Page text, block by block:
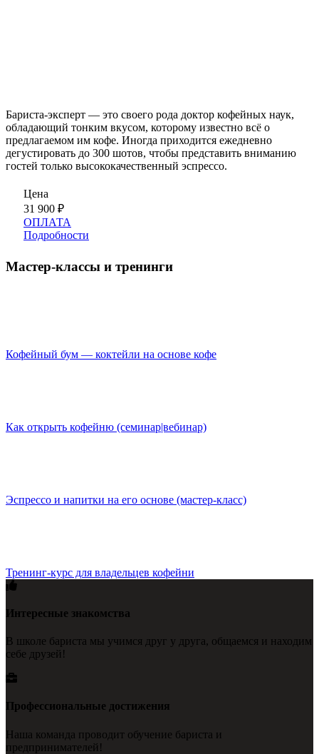
Бариста-эксперт — это своего рода доктор кофейных наук,
обладающий тонким вкусом, которому известно всё о
предлагаемом им кофе. Иногда приходится ежедневно
дегустировать до 300 шотов, чтобы представить вниманию
гостей только высококачественный эспрессо.
Цена
31 900 ₽
ОПЛАТА
Подробности
Мастер-классы и тренинги
Кофейный бум — коктейли на основе кофе
Как открыть кофейню (семинар|вебинар)
Эспрессо и напитки на его основе (мастер-класс)
Тренинг-курс для владельцев кофейни
Интересные знакомства
В школе бариста мы учимся друг у друга, общаемся и находим
себе друзей!
Профессиональные достижения
Наша команда проводит обучение бариста и
предпринимателей!